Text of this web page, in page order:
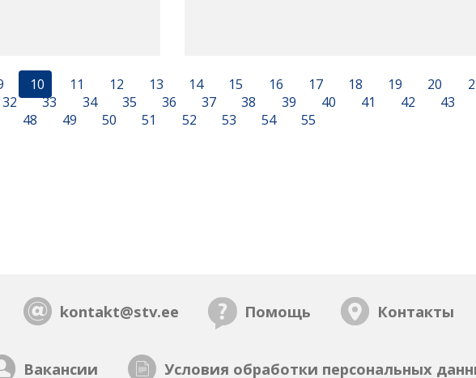
10 11 12 13 14 15 16 17 18 19 20
32 33 34 35 36 37 38 39 40 41 42 43
48
49 50 51 52 53 54 55
kontakt@stv.ee Помощь Контакты
Вакансии Условия обработки персональных